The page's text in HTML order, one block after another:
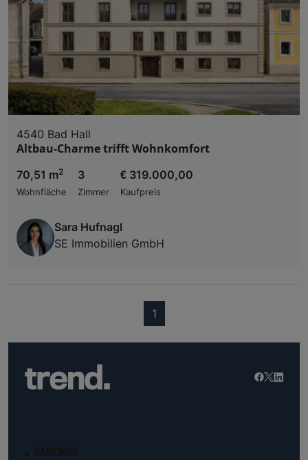
4540 Bad Hall
Altbau-Charme trifft Wohnkomfort
70,51 m2
Wohnfläche
3
Zimmer
€ 319.000,00
Kaufpreis
Sara Hufnagl
SE Immobilien GmbH
1(current)